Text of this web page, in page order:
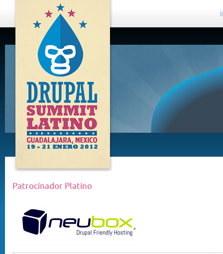
DRUPAL
SUMMIT
LATINO,
GUADALAJARA
2012
Patrocinador Platino